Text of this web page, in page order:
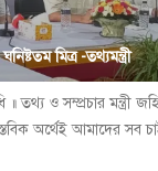
মিত্র -তথ্যমন্ত্রী
॥ তথ্য ও সম্প্রচার মন্ত্রী
অর্থেই আমাদের সব